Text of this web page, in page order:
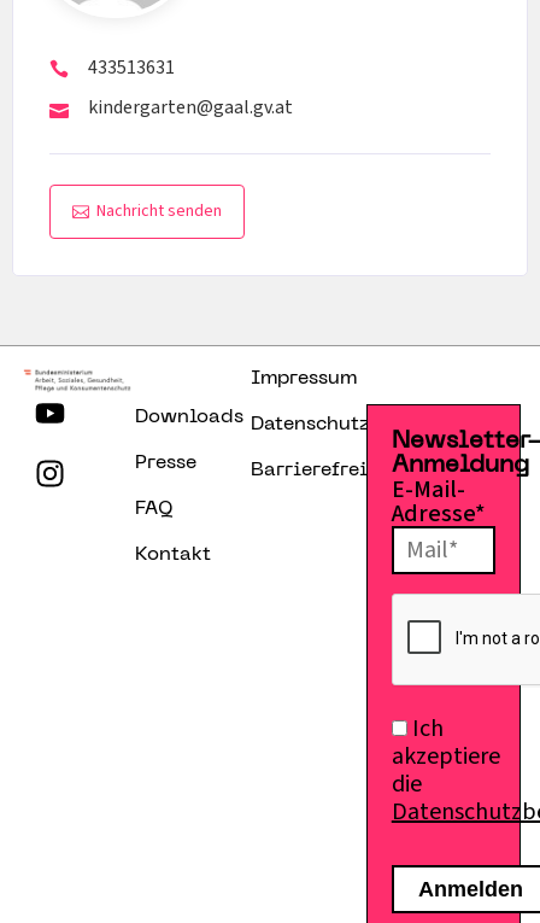
433513631
kindergarten@gaal.gv.at
Nachricht senden
Downloads
Presse
FAQ
Kontakt
Impressum
Datenschutzerklärung
Barrierefreiheitserklärung
Anmeldung
E-Mail-
Adresse*
Ich
akzeptiere
die